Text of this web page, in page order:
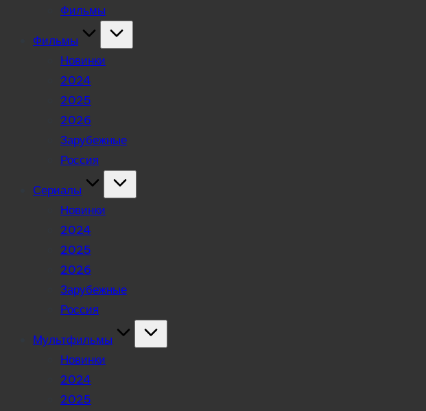
Фильмы
Фильмы
Новинки
2024
2025
2026
Зарубежные
Россия
Сериалы
Новинки
2024
2025
2026
Зарубежные
Россия
Мультфильмы
Новинки
2024
2025